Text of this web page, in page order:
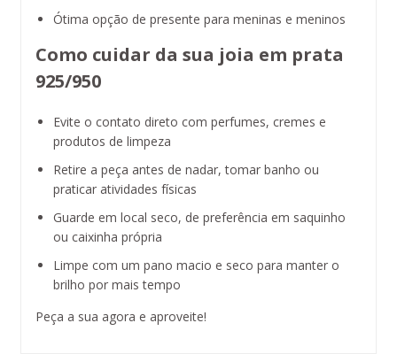
Ótima opção de presente para meninas e meninos
Como cuidar da sua joia em prata
925/950
Evite o contato direto com perfumes, cremes e
produtos de limpeza
Retire a peça antes de nadar, tomar banho ou
praticar atividades físicas
Guarde em local seco, de preferência em saquinho
ou caixinha própria
Limpe com um pano macio e seco para manter o
brilho por mais tempo
Peça a sua agora e aproveite!